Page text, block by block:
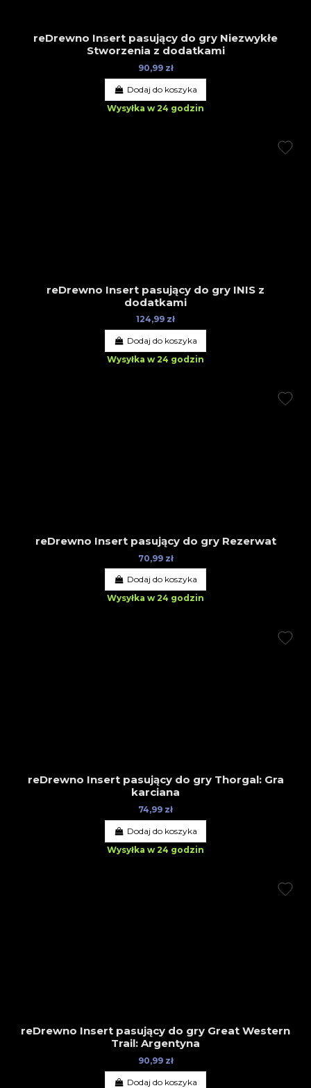
reDrewno Insert pasujący do gry Niezwykłe
Stworzenia z dodatkami
90,99 zł
Dodaj do koszyka
Wysyłka w 24 godzin
reDrewno Insert pasujący do gry INIS z
dodatkami
124,99 zł
Dodaj do koszyka
Wysyłka w 24 godzin
reDrewno Insert pasujący do gry Rezerwat
70,99 zł
Dodaj do koszyka
Wysyłka w 24 godzin
reDrewno Insert pasujący do gry Thorgal: Gra
karciana
74,99 zł
Dodaj do koszyka
Wysyłka w 24 godzin
reDrewno Insert pasujący do gry Great Western
Trail: Argentyna
90,99 zł
Dodaj do koszyka